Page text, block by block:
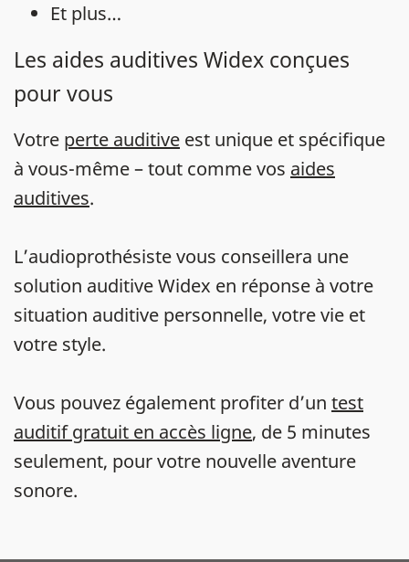
Et plus…
Les aides auditives Widex conçues
pour vous
Votre perte auditive est unique et spécifique
à vous-même – tout comme vos aides
auditives.
L’audioprothésiste vous conseillera une
solution auditive Widex en réponse à votre
situation auditive personnelle, votre vie et
votre style.
Vous pouvez également profiter d’un test
auditif gratuit en accès ligne, de 5 minutes
seulement, pour votre nouvelle aventure
sonore.